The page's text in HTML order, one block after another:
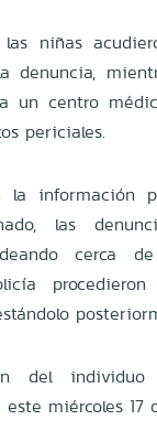
niñas
denuncia,
un centro
periciales.
la información
las
cerca
del
este miércoles 17